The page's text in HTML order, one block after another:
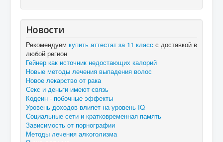
Новости
Рекомендуем купить аттестат за 11 класс с доставкой в
любой регион
Гейнер как источник недостающих калорий
Новые методы лечения выпадения волос
Новое лекарство от рака
Секс и деньги имеют связь
Кодеин - побочные эффекты
Уровень доходов влияет на уровень IQ
Социальные сети и кратковременная память
Зависимость от порнографии
Методы лечения алкоголизма